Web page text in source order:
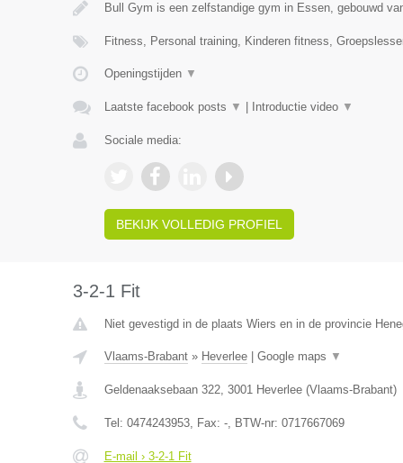
Bull Gym is een zelfstandige gym in Essen, gebouwd
Fitness, Personal training, Kinderen fitness,
Openingstijden ▼
Laatste facebook posts ▼ Introductie video ▼
Sociale media:
BEKIJK VOLLEDIG PROFIEL
3-2-1 Fit
Niet gevestigd in de plaats Wiers en in de provincie
Vlaams-Brabant» Heverlee| Google maps ▼
Geldenaaksebaan 322, 3001 Heverlee(Vlaams-Brabant)
Tel: 0474243953, Fax: -, BTW-nr: 0717667069
E-mail › 3-2-1 Fit